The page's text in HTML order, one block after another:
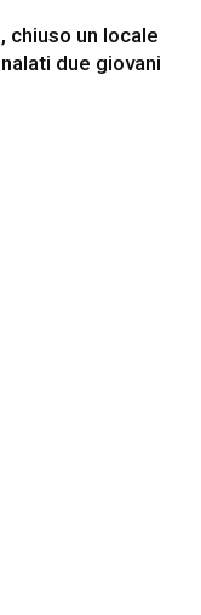
chiuso un locale
due giovani